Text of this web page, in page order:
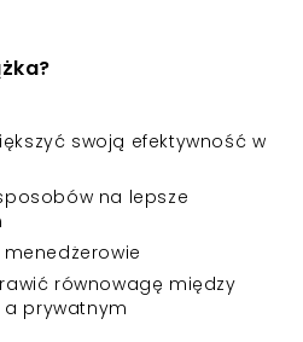
swoją efektywność w
na lepsze
równowagę między
prywatnym